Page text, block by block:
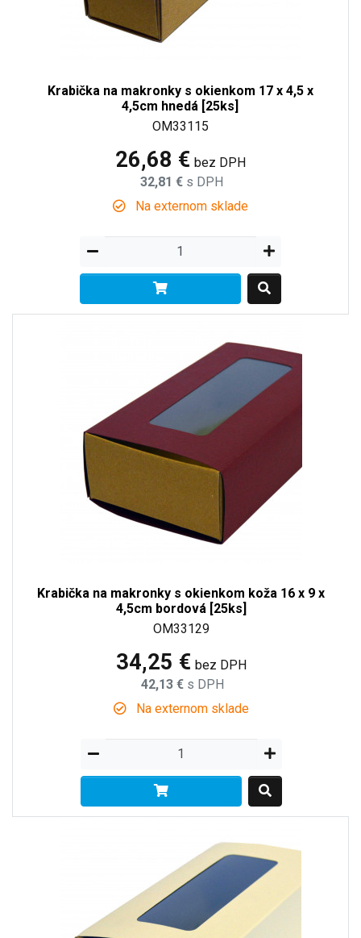
Krabička na makronky s okienkom 17 x 4,5 x
4,5cm hnedá [25ks]
OM33115
26,68 € bez DPH
32,81 € s DPH
Na externom sklade
Krabička na makronky s okienkom koža 16 x 9 x
4,5cm bordová [25ks]
OM33129
34,25 € bez DPH
42,13 € s DPH
Na externom sklade